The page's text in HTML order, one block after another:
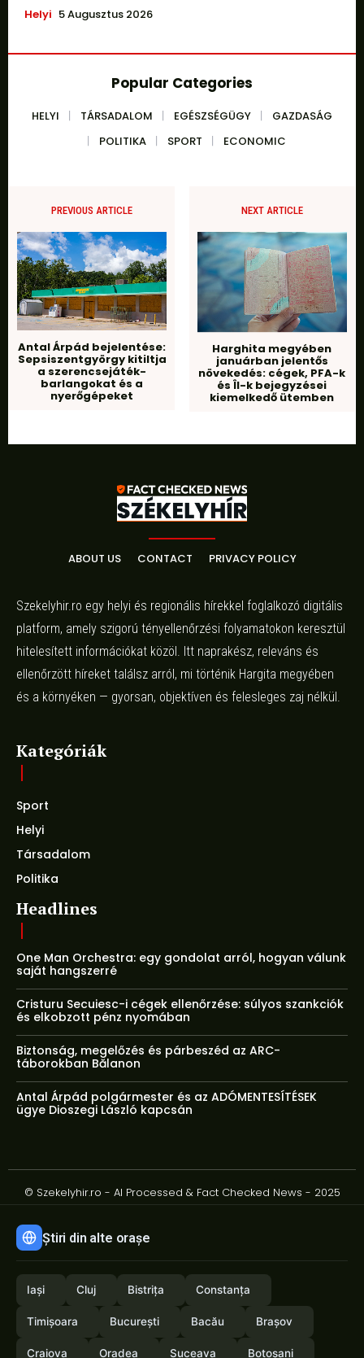
Helyi 5 Augusztus 2026
Popular Categories
HELYI TÁRSADALOM EGÉSZSÉGÜGY
GAZDASÁG
POLITIKA
SPORT ECONOMIC
PREVIOUS ARTICLE
Antal Árpád bejelentése:
Sepsiszentgyörgy kitiltja
a szerencsejáték-
barlangokat és a
nyerőgépeket
NEXT ARTICLE
Harghita megyében
januárban jelentős
növekedés: cégek, PFA-k
és ÎI-k bejegyzései
kiemelkedő ütemben
ABOUT US CONTACT PRIVACY POLICY
Szekelyhir.ro egy helyi és regionális hírekkel foglalkozó digitális
platform, amely szigorú tényellenőrzési folyamatokon keresztül
hitelesített információkat közöl. Itt naprakész, releváns és
ellenőrzött híreket találsz arról, mi történik Hargita megyében
és a környéken — gyorsan, objektíven és felesleges zaj nélkül.
Kategóriák
Sport
Helyi
Társadalom
Politika
Headlines
One Man Orchestra: egy gondolat arról, hogyan válunk
saját hangszerré
Cristuru Secuiesc-i cégek ellenőrzése: súlyos szankciók
és elkobzott pénz nyomában
Biztonság, megelőzés és párbeszéd az ARC-
táborokban Bălanon
Antal Árpád polgármester és az ADÓMENTESÍTÉSEK
ügye Dioszegi László kapcsán
© Szekelyhir.ro - AI Processed & Fact Checked News - 2025
Știri din alte orașe
Iași Cluj Bistrița Constanța
Timișoara București Bacău Brașov
Craiova Oradea Suceava Botoșani